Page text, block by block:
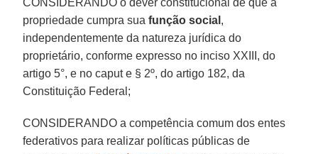
propriedade cumpra suafunção social ,
independentemente da natureza jurídica do
proprietário, conforme expresso no inciso XXIII, do
artigo 5°, e no caput e § 2º, do artigo 182, da
Constituição Federal;
CONSIDERANDO a competência comum dos entes
federativos para realizar políticas públicas de